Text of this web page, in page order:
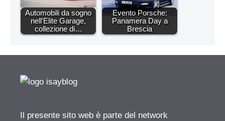
Automobili da sogno
nell'Elite Garage,
collezione di…
Evento Porsche:
Panamera Day a
Brescia
Il presente sito web è parte del network